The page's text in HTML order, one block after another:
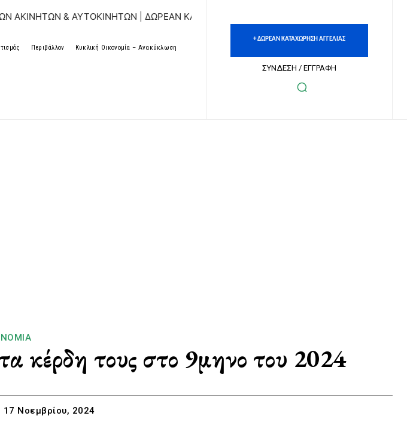
& ΑΥΤΟΚΙΝΗΤΩΝ | ΔΩΡΕΑΝ ΚΑΤΑΧΩΡΗΣΗ ΑΓΓΕΛΙΩΝ ΑΚΙΝΗΤΩΝ & ΑΥΤΟΚΙΝΗΤΩΝ
Περιβάλλον Κυκλική Οικονομία – Ανακύκλωση
+ ΔΩΡΕΑΝ ΚΑΤΑΧΩΡΗΣΗ ΑΓΓΕΛΙΑΣ
ΣΥΝΔΕΣΗ / ΕΓΓΡΑΦΗ
κέρδη τους στο 9μηνο του 2024
17 Νοεμβρίου, 2024